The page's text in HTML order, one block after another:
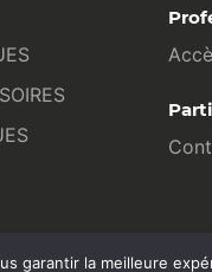
garantir la meilleure